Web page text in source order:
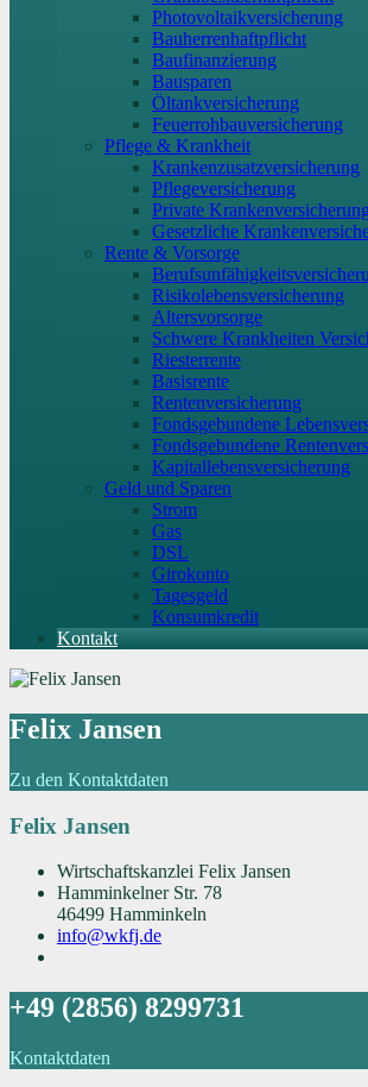
Photovoltaikversicherung
Bauherrenhaftpflicht
Baufinanzierung
Bausparen
Öltankversicherung
Feuerrohbauversicherung
Pflege & Krankheit
Krankenzusatzversicherung
Pflegeversicherung
Private Krankenversicherung
Gesetzliche
Rente & Vorsorge
Risikolebensversicherung
Altersvorsorge
Schwere Krankheiten
Riesterrente
Basisrente
Rentenversicherung
Fondsgebundene
Fondsgebundene
Kapitallebensversicherung
Geld und Sparen
Strom
Gas
DSL
Girokonto
Tagesgeld
Konsumkredit
Kontakt
Felix Jansen
Zu den Kontaktdaten
Felix Jansen
Wirtschaftskanzlei Felix Jansen
Hamminkelner Str. 78
46499 Hamminkeln
info@wkfj.de
+49 (2856) 8299731
Kontaktdaten